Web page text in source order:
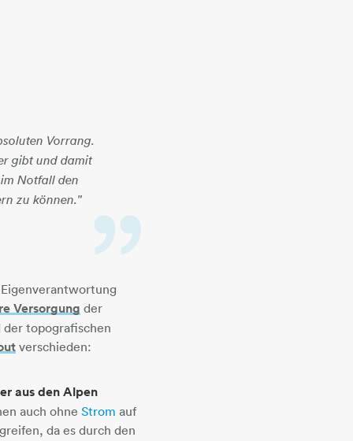
Vorrang.
gibt und damit
Notfall den
zu können."
Versorgung der
der topografischen
verschieden:
aus den Alpen
auch ohneStrom ​​​​​​​ auf
da es durch den